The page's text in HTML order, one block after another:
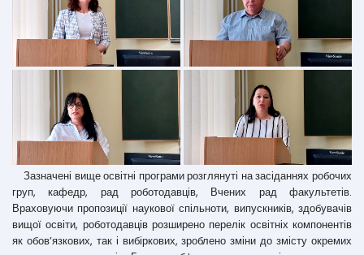
Зазначені вище освітні програми розглянуті на засіданнях робочих
груп, кафедр, рад роботодавців, Вчених рад факультетів.
Враховуючи пропозиції наукової спільноти, випускників, здобувачів
вищої освіти, роботодавців розширено перелік освітніх компонентів
як обов’язкових, так і вибіркових, зроблено зміни до змісту окремих